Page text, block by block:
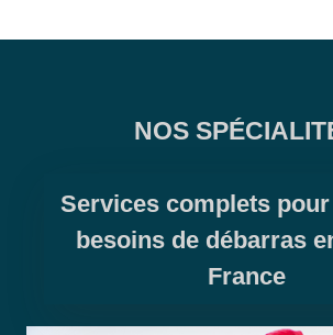
NOS
Services complets
besoins de débarras
France